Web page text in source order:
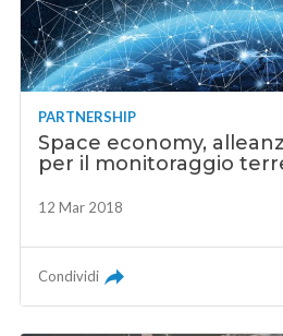
PARTNERSHIP
Space economy,
per il monitoraggio
12 Mar 2018
Condividi